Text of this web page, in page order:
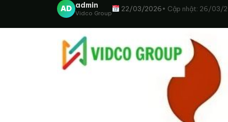
AD admin
Vidco Group
22/03/2026• Cập nhật: 26/03/